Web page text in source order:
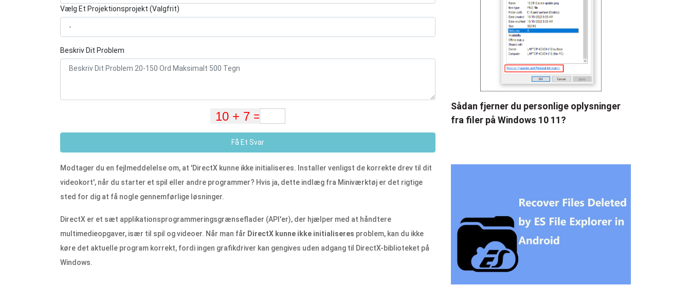
Vælg Et Projektionsprojekt (Valgfrit)
Beskriv Dit Problem
Få Et Svar
Modtager du en fejlmeddelelse om, at 'DirectX kunne ikke initialiseres. Installer venligst de korrekte drev til dit
videokort', når du starter et spil eller andre programmer? Hvis ja, dette indlæg fra Miniværktøj er det rigtige
sted for dig at få nogle gennemførlige løsninger.
DirectX er et sæt applikationsprogrammeringsgrænseflader (API'er), der hjælper med at håndtere
multimedieopgaver, især til spil og videoer. Når man får DirectX kunne ikke initialiseres problem, kan du ikke
køre det aktuelle program korrekt, fordi ingen grafikdriver kan gengives uden adgang til DirectX-biblioteket på
Windows.
Sådan fjerner du personlige oplysninger
fra filer på Windows 10 11?